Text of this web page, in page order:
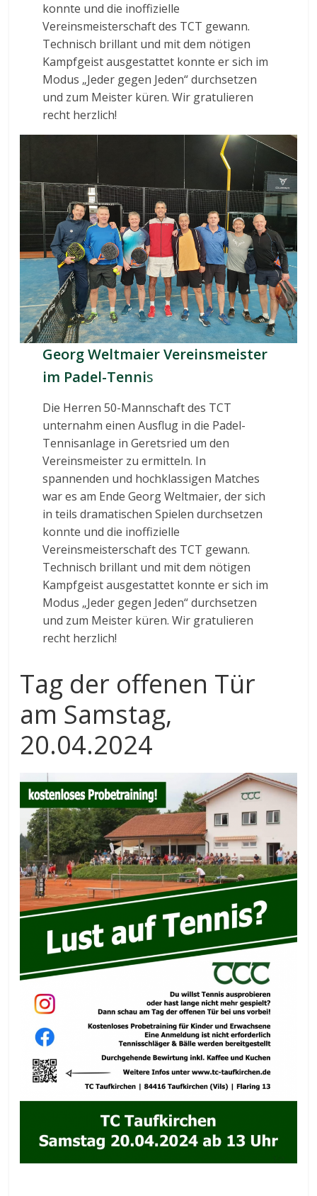
konnte und die inoffizielle
Vereinsmeisterschaft des TCT gewann.
Technisch brillant und mit dem nötigen
Kampfgeist ausgestattet konnte er sich im
Modus „Jeder gegen Jeden“ durchsetzen
und zum Meister küren. Wir gratulieren
recht herzlich!
Georg Weltmaier Vereinsmeister
im Padel-Tennis
Die Herren 50-Mannschaft des TCT
unternahm einen Ausflug in die Padel-
Tennisanlage in Geretsried um den
Vereinsmeister zu ermitteln. In
spannenden und hochklassigen Matches
war es am Ende Georg Weltmaier, der sich
in teils dramatischen Spielen durchsetzen
konnte und die inoffizielle
Vereinsmeisterschaft des TCT gewann.
Technisch brillant und mit dem nötigen
Kampfgeist ausgestattet konnte er sich im
Modus „Jeder gegen Jeden“ durchsetzen
und zum Meister küren. Wir gratulieren
recht herzlich!
Tag der offenen Tür
am Samstag,
20.04.2024